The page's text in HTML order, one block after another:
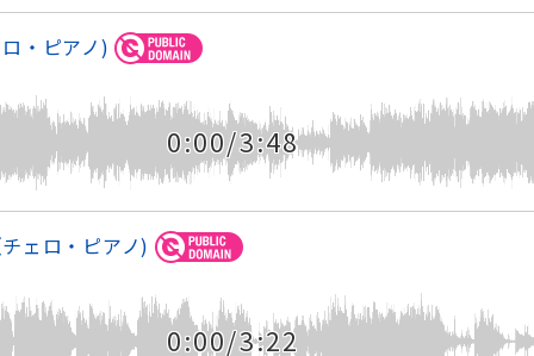
・ピアノ)
0:00/3:48
ェロ・ピアノ)
0:00/3:22